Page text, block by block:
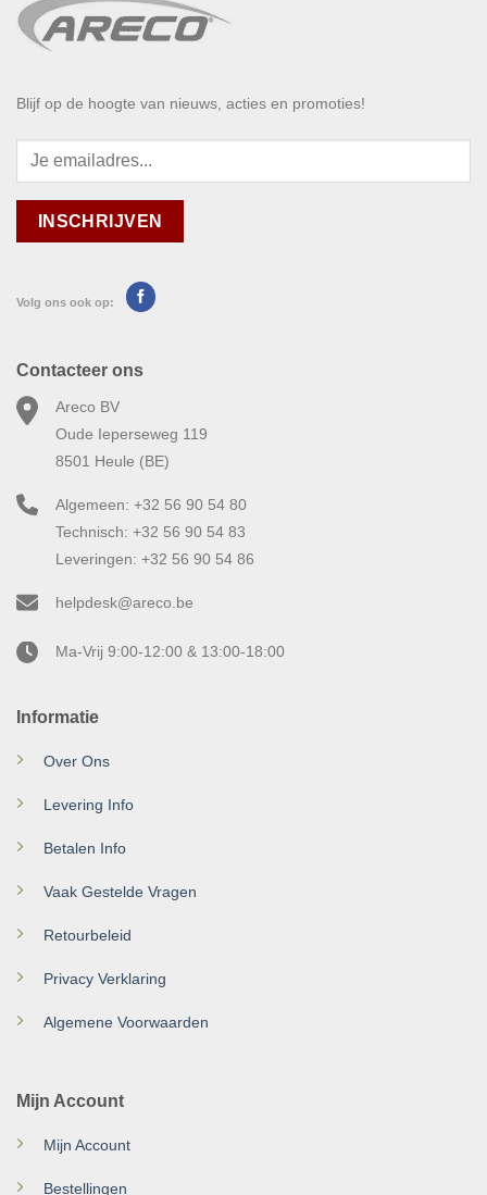
Blijf op de hoogte van nieuws, acties en promoties!
Volg ons ook op:
Informatie
Over Ons
Levering Info
Betalen Info
Vaak Gestelde Vragen
Retourbeleid
Privacy Verklaring
Algemene Voorwaarden
Mijn Account
Mijn Account
Bestellingen
Contacteer ons
Areco BV
Oude Ieperseweg 119
8501 Heule (BE)
Algemeen: +32 56 90 54 80
Technisch: +32 56 90 54 83
Leveringen: +32 56 90 54 86
helpdesk@areco.be
Ma-Vrij 9:00-12:00 & 13:00-18:00